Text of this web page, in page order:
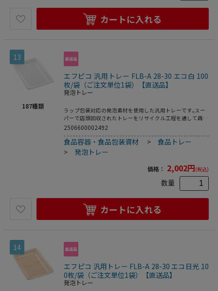
カートに入れる
13
187種類
エフピコ 汎用トレー FLB-A 28-30 エコ白 100
枚/袋（ご注文単位1袋）【直送品】
発泡トレー
ラップ包装対応の発泡素材を使用した汎用トレーです｡スー
パーで店頭回収されたトレーをリサイクル工程を通して再生
された原料を使用した環境対応商品です｡●電子レンジ使用
不可●耐熱温度:80℃●入数:100枚
2506600002492
食品容器・食品包装資材 >食品トレー
> 発泡トレー
価格： 2,002円(税込)
数量
カートに入れる
14
エフピコ 汎用トレー FLB-A 28-30 エコ日光 10
0枚/袋（ご注文単位1袋）【直送品】
発泡トレー